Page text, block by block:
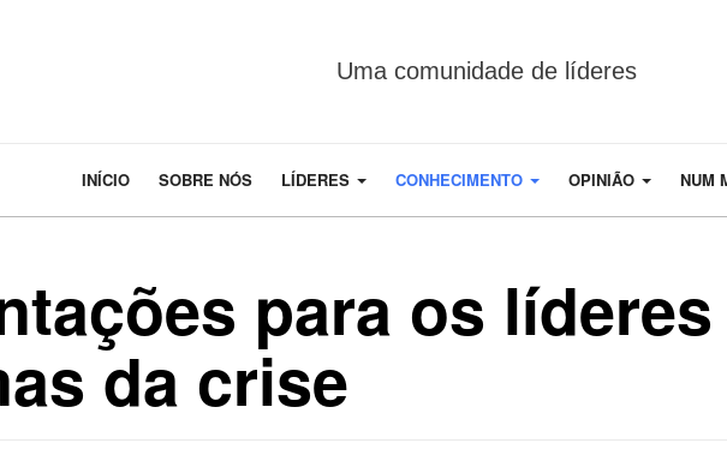
Uma comunidade de líderes
INÍCIO SOBRE NÓS LÍDERES CONHECIMENTO OPINIÃO NUM
para os
da crise